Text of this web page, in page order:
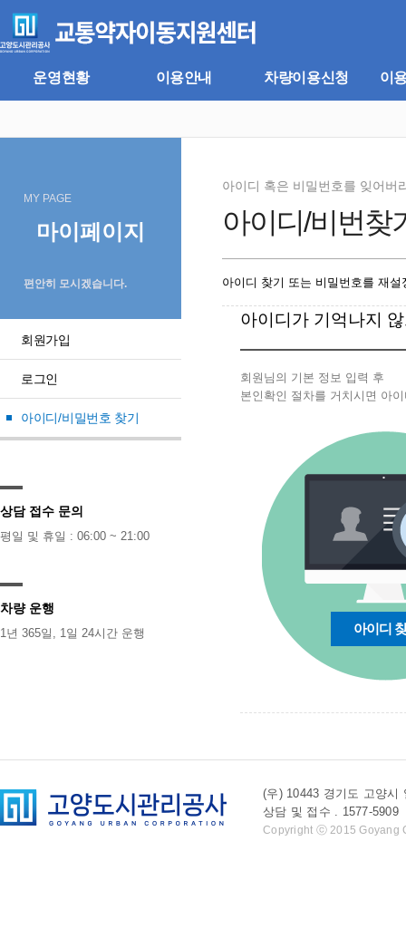
뉴
바
기
바
로
운영현황 이용안내 차량이용신청 이
마이페이지
MY PAGE
편안히 모시겠습니다.
회원가입
로그인
아이디/비밀번호 찾기
상담 접수 문의
평일 및 휴일 : 06:00 ~ 21:00
차량 운행
1년 365일, 1일 24시간 운행
아이디/비번찾
아이디 혹은 비밀번호를 잊어버
아이디 찾기 또는 비밀번호를 재
아이디가 기억나지
회원님의 기본 정보 입력 후
본인확인 절차를 거치시면 아
아이디
(우) 10443 경기도 고양시
상담 및 접수 . 1577-
Copyright ⓒ 2015 Goyang